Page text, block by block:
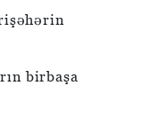
birbaşa